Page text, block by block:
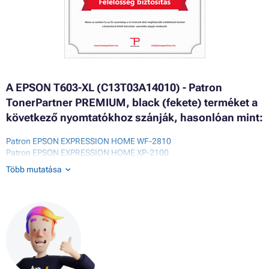
A EPSON T603-XL (C13T03A14010) - Patron
TonerPartner PREMIUM, black (fekete) terméket a
következő nyomtatókhoz szánják, hasonlóan mint:
Patron EPSON EXPRESSION HOME WF-2810
Patron EPSON EXPRESSION HOME XP-2100
Patron EPSON EXPRESSION HOME XP-2100 SERIES
Patron EPSON EXPRESSION HOME XP-2105
Patron EPSON EXPRESSION HOME XP-3100
Patron EPSON EXPRESSION HOME XP-3100 SERIES
Patron EPSON EXPRESSION HOME XP-3105
Patron EPSON EXPRESSION HOME XP-3150
Patron EPSON EXPRESSION HOME XP-3155
Patron EPSON EXPRESSION HOME XP-4100
Több mutatása